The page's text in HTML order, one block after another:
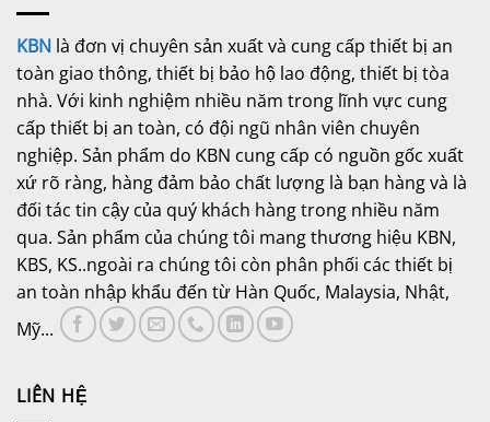
KBN là đơn vị chuyên sản xuất và cung cấp thiết bị an
toàn giao thông, thiết bị bảo hộ lao động, thiết bị tòa
nhà. Với kinh nghiệm nhiều năm trong lĩnh vực cung
cấp thiết bị an toàn, có đội ngũ nhân viên chuyên
nghiệp. Sản phẩm do KBN cung cấp có nguồn gốc xuất
xứ rõ ràng, hàng đảm bảo chất lượng là bạn hàng và là
đối tác tin cậy của quý khách hàng trong nhiều năm
qua. Sản phẩm của chúng tôi mang thương hiệu KBN,
KBS, KS..ngoài ra chúng tôi còn phân phối các thiết bị
an toàn nhập khẩu đến từ Hàn Quốc, Malaysia, Nhật,
Mỹ...
LIÊN HỆ